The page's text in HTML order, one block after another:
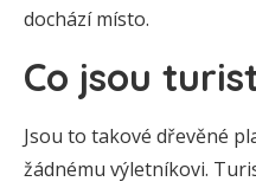
dochází místo.
Co jsou
Jsou to takové dřevěné
žádnému výletníkovi.